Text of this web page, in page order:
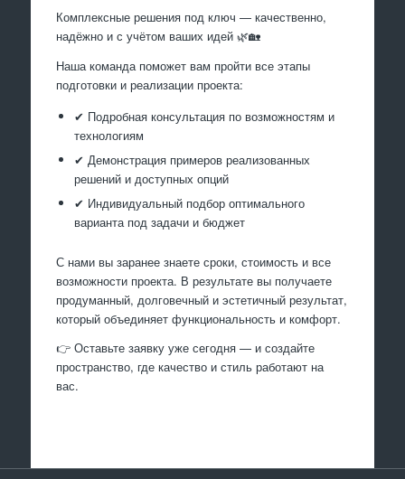
Комплексные решения под ключ — качественно,
надёжно и с учётом ваших идей 🌿🏡
Наша команда поможет вам пройти все этапы
подготовки и реализации проекта:
✔ Подробная консультация по возможностям и
технологиям
✔ Демонстрация примеров реализованных
решений и доступных опций
✔ Индивидуальный подбор оптимального
варианта под задачи и бюджет
С нами вы заранее знаете сроки, стоимость и все
возможности проекта. В результате вы получаете
продуманный, долговечный и эстетичный результат,
который объединяет функциональность и комфорт.
👉 Оставьте заявку уже сегодня — и создайте
пространство, где качество и стиль работают на
вас.